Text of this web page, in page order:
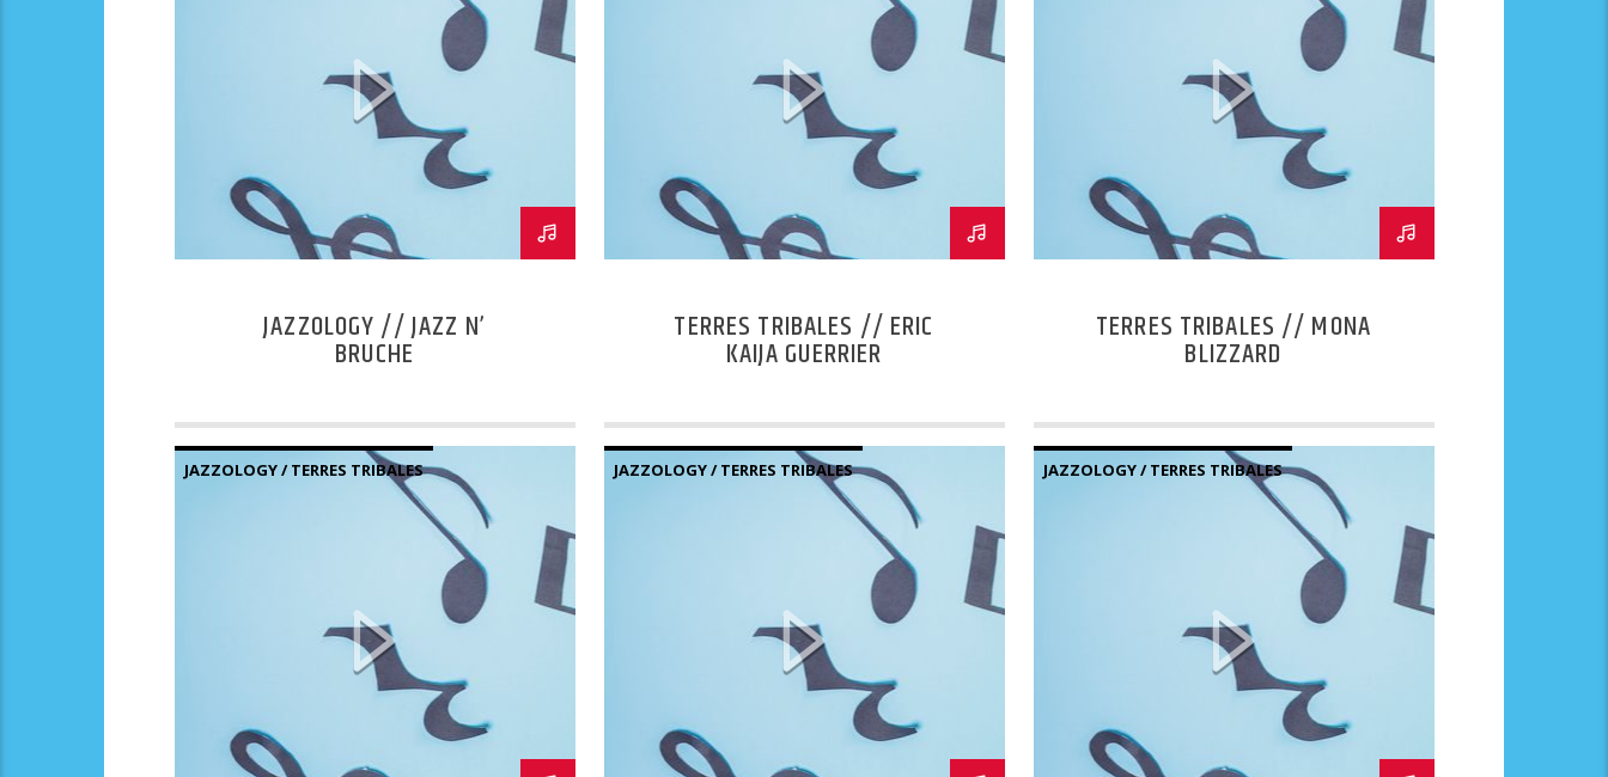
JAZZOLOGY // JAZZ N’
BRUCHE
TERRES TRIBALES // ERIC
KAIJA GUERRIER
TERRES TRIBALES // MONA
BLIZZARD
JAZZOLOGY / TERRES TRIBALES JAZZOLOGY / TERRES TRIBALES JAZZOLOGY / TERRES TRIBALES